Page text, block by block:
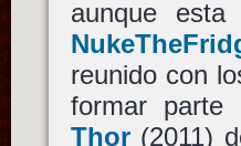
aunque
reunido con
formar parte
Thor(2011)